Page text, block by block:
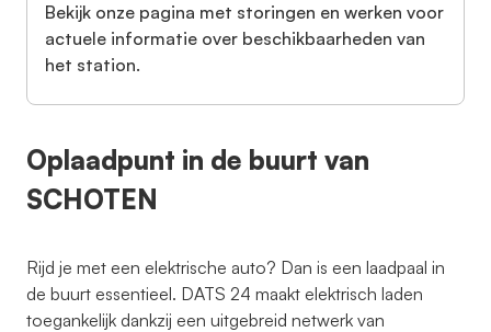
Bekijk onze pagina met storingen en werken voor
actuele informatie over beschikbaarheden van
het station.
Oplaadpunt in de buurt van
SCHOTEN
Rijd je met een elektrische auto? Dan is een laadpaal in
de buurt essentieel. DATS 24 maakt elektrisch laden
toegankelijk dankzij een uitgebreid netwerk van